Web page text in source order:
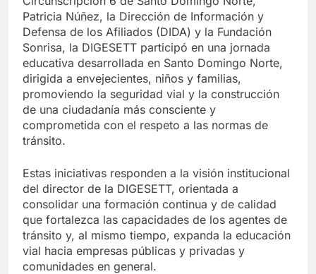
Patricia Núñez, la Dirección de Información y
Defensa de los Afiliados (DIDA) y la Fundación
Sonrisa, la DIGESETT participó en una jornada
educativa desarrollada en Santo Domingo Norte,
dirigida a envejecientes, niños y familias,
promoviendo la seguridad vial y la construcción
de una ciudadanía más consciente y
comprometida con el respeto a las normas de
tránsito.
Estas iniciativas responden a la visión institucional
del director de la DIGESETT, orientada a
consolidar una formación continua y de calidad
que fortalezca las capacidades de los agentes de
tránsito y, al mismo tiempo, expanda la educación
vial hacia empresas públicas y privadas y
comunidades en general.